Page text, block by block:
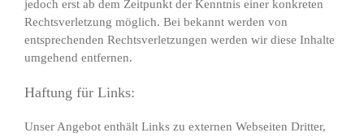
jedoch erst ab dem Zeitpunkt der Kenntnis einer konkreten
Rechtsverletzung möglich. Bei bekannt werden von
entsprechenden Rechtsverletzungen werden wir diese Inhalte
umgehend entfernen.
Haftung für Links:
Unser Angebot enthält Links zu externen Webseiten Dritter,